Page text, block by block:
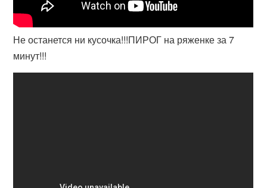
Не останется ни кусочка!!!ПИРОГ на ряженке за 7
минут!!!